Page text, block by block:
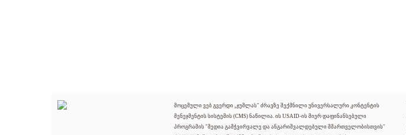
მოცემული ვებ გვერდი „ჯუმლას" ძრავზე შექმნილი უნივერსალური კონტენტის
მენეჯმენტის სისტემის (CMS) ნაწილია. ის USAID-ის მიერ დაფინანსებული
პროგრამის "მედია გამჭვირვალე და ანგარიშვალდებული მმართველობისთვის"